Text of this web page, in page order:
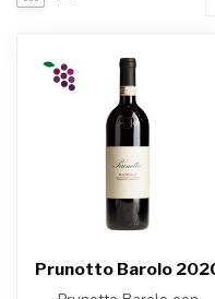
Prunotto Barolo